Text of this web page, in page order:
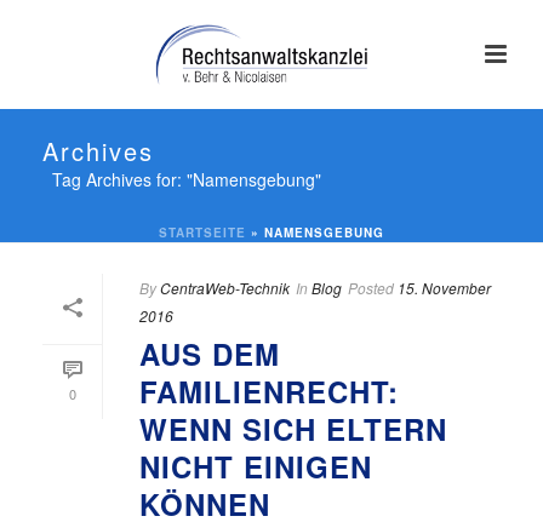
Archives
Tag Archives for: "Namensgebung"
STARTSEITE » NAMENSGEBUNG
0
ByCentraWeb-Technik In Blog Posted 15. November
2016
AUS DEM
FAMILIENRECHT:
WENN SICH ELTERN
NICHT EINIGEN
KÖNNEN